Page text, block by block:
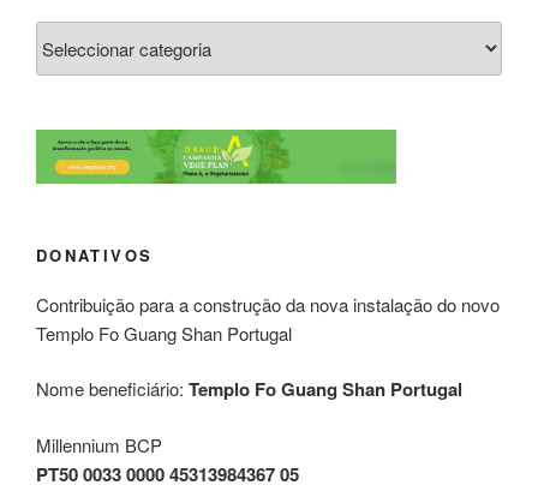
DONATIVOS
Contribuição para a construção da nova instalação do novo
Templo Fo Guang Shan Portugal
Nome beneficiário: Templo Fo Guang Shan Portugal
Millennium BCP
PT50 0033 0000 45313984367 05